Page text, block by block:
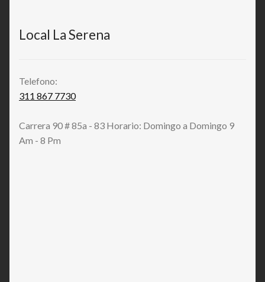
Local La Serena
Telefono:
311 867 7730
Carrera 90 # 85a - 83 Horario: Domingo a Domingo 9
Am - 8 Pm